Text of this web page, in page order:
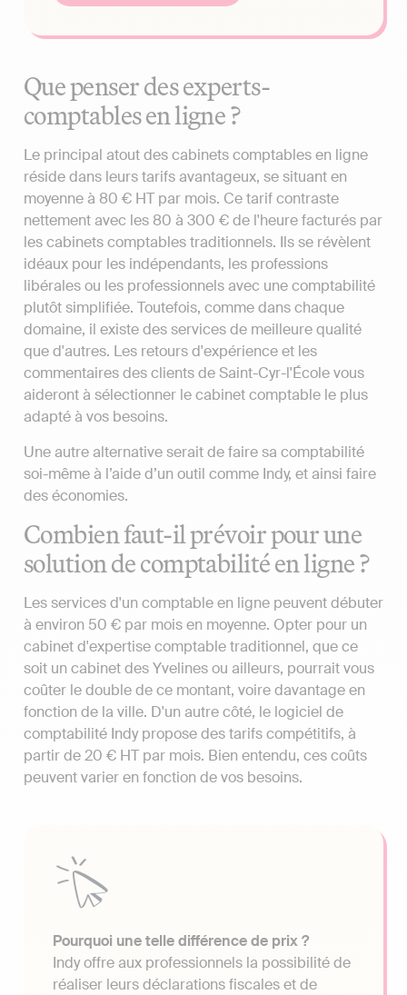
Que penser des experts-
comptables en ligne ?
Le principal atout des cabinets comptables en ligne
réside dans leurs tarifs avantageux, se situant en
moyenne à 80 € HT par mois. Ce tarif contraste
nettement avec les 80 à 300 € de l'heure facturés par
les cabinets comptables traditionnels. Ils se révèlent
idéaux pour les indépendants, les professions
libérales ou les professionnels avec une comptabilité
plutôt simplifiée. Toutefois, comme dans chaque
domaine, il existe des services de meilleure qualité
que d'autres. Les retours d'expérience et les
commentaires des clients de Saint-Cyr-l'École vous
aideront à sélectionner le cabinet comptable le plus
adapté à vos besoins.
Une autre alternative serait de faire sa comptabilité
soi-même à l’aide d’un outil comme Indy, et ainsi faire
des économies.
Combien faut-il prévoir pour une
solution de comptabilité en ligne ?
Les services d'un comptable en ligne peuvent débuter
à environ 50 € par mois en moyenne. Opter pour un
cabinet d'expertise comptable traditionnel, que ce
soit un cabinet des Yvelines ou ailleurs, pourrait vous
coûter le double de ce montant, voire davantage en
fonction de la ville. D'un autre côté, le logiciel de
comptabilité Indy propose des tarifs compétitifs, à
partir de 20 € HT par mois. Bien entendu, ces coûts
peuvent varier en fonction de vos besoins.
Pourquoi une telle différence de prix ?
Indy offre aux professionnels la possibilité de
réaliser leurs déclarations fiscales et de